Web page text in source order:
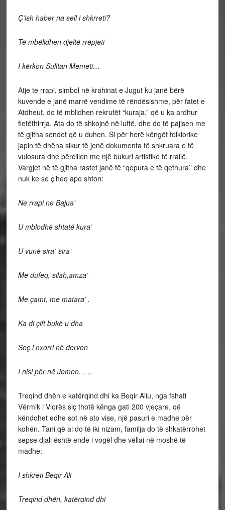
Ç’ish haber na sell i shkrreti?
Të mbëlidhen djeltë rrëpjeti
I kërkon Sulltan Memeti…
Atje te rrapi, simbol në krahinat e Jugut ku janë bërë
kuvende e janë marrë vendime të rëndësishme, për fatet e
Atdheut, do të mblidhen rekrutët “kuraja,” që u ka ardhur
fletëthirrja. Ata do të shkojnë në luftë, dhe do të pajisen me
të gjitha sendet që u duhen. Si për herë këngët folklorike
japin të dhëna sikur të jenë dokumenta të shkruara e të
vulosura dhe përcillen me një bukuri artistike të rrallë.
Vargjet në të gjitha rastet janë të “qepura e të qethura’’ dhe
nuk ke se ç’heq apo shton:
Ne rrapi ne Bajua’
U mblodhë shtatë kura’
U vunë sira’-sira’
Me dufeq, silah,amza’
Me çamt, me matara’ .
Ka di çift bukë u dha
Seç i nxorri në derven
I nisi për në Jemen. ….
Treqind dhën e katërqind dhi ka Beqir Aliu, nga fshati
Vërmik i Vlorës siç thotë kënga gati 200 vjeçare, që
këndohet edhe sot në ato vise, një pasuri e madhe për
kohën. Tani që ai do të iki nizam, familja do të shkatërrohet
sepse djali është ende i vogël dhe vëllai në moshë të
madhe:
I shkreti Beqir Ali
Treqind dhën, katërqind dhi